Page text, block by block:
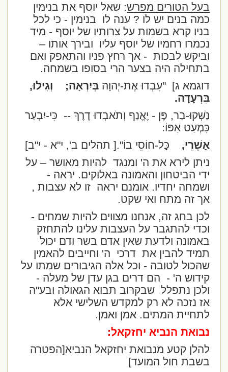
בעל הטורים מפרש: שאל יוסף את בנימין
כמה בנים יש לו ? ענה לו
בנימין - כי לכל
בניו קרא בשמות על צרותיו של יוסף - מיד
נכמרו רחמיו של יוסף עליו ובירך אותו –
וביקש לבכות - אך רחץ פניו והתאפק ואם
בתחילה היה בצער הרי בסופו בשמחה.
דוגמא ג]
"עִבְדוּ אֶת-יְהוָהבְּיִרְאָה;
וְגִילוּ,
בִּרְעָדָה.
נַשְּׁקוּ-בַר, פֶּן - יֶאֱנַף וְתֹאבְדוּ דֶרֶךְ --
כִּי-יִבְעַר
כִּמְעַט אַפּוֹ:
אַשְׁרֵי,
כָּל-חוֹסֵי בוֹ".[ תהלים ב', י"א - י"ב]
ניתן לירא את ה' ומנגד להיות מאושר – על
ידי הביטחון והאמונה באלוקים. יראה -
ושמחה יחדיו. אומנם יראה זו לא עצבות ,
אך זה מתח ואי שקט.
לכן בחג זה, אנחנו מצווים להיות שמחים -
וכדי להתגבר על העצבות עלינו להתחזק
באמונה ולדעת שאין אדם בשר ודם יכול
תמיד להבין את דרכי ה' וחייבים להאמין
שהכול לטובה - וכל אלה הגיבורים שמתו על
קידוש ה' - הם דרים בגן עדן של מעלה -
ולכן נתפלל שבקרוב תבוא הגאולה ובע"ה
אז נזכה לא רק למקדש השלישי אלא
לתחיית המתים. אמן ואמן.
נבואת הנביא יחזקאל:
להלן קטע מנבואת יחזקאל הנביא[הפטרה
בשבת חול המועד]